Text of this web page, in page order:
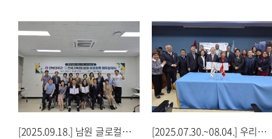
[2025.09.18.] 남원 글로컬캠퍼스 한국어학당 설립 ‘첫 걸음’ [2025.07.30.~08.04.] 우리대학, 페루 주요대학과 국제협력 지평 넓혀